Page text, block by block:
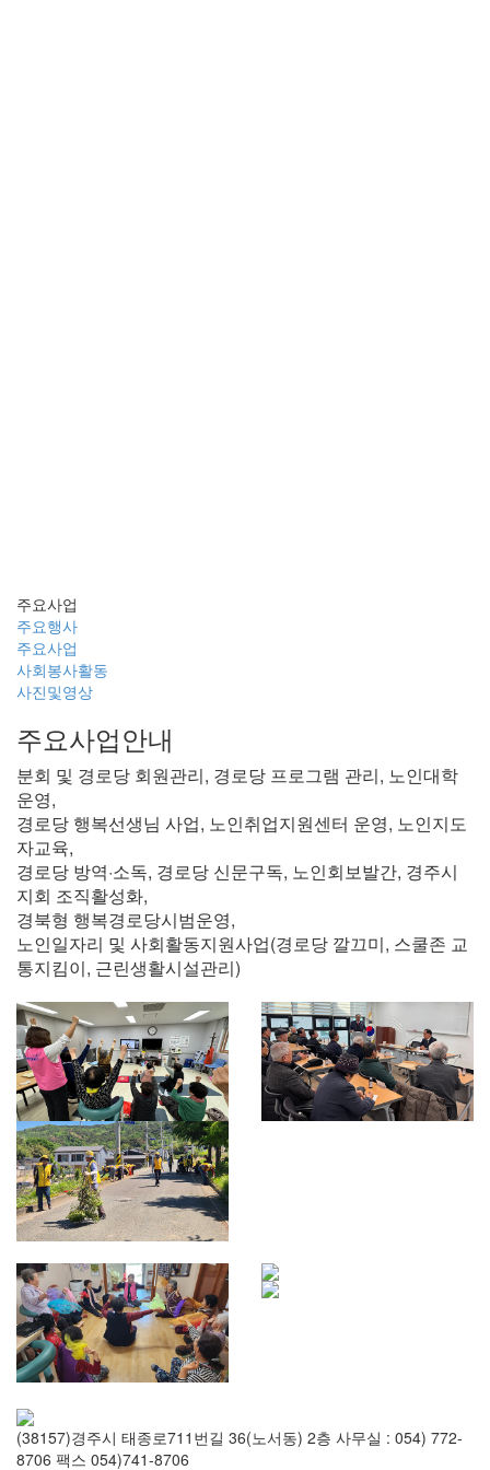
주요사업
주요행사
주요사업
사회봉사활동
사진및영상
주요사업안내
분회 및 경로당 회원관리, 경로당 프로그램 관리, 노인대학
운영,
경로당 행복선생님 사업, 노인취업지원센터 운영, 노인지도
자교육,
경로당 방역·소독, 경로당 신문구독, 노인회보발간, 경주시
지회 조직활성화,
경북형 행복경로당시범운영,
노인일자리 및 사회활동지원사업(경로당 깔끄미, 스쿨존 교
통지킴이, 근린생활시설관리)
(38157)경주시 태종로711번길 36(노서동) 2층 사무실 : 054) 772-
8706 팩스 054)741-8706